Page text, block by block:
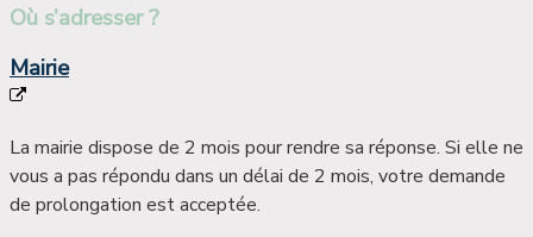
Où s’adresser ?
Mairie
La mairie dispose de 2 mois pour rendre sa réponse. Si elle ne
vous a pas répondu dans un délai de 2 mois, votre demande
de prolongation est acceptée.